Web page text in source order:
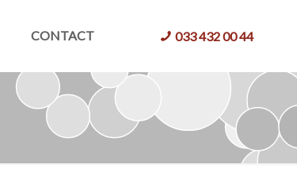
CONTACT 033 432 00 44